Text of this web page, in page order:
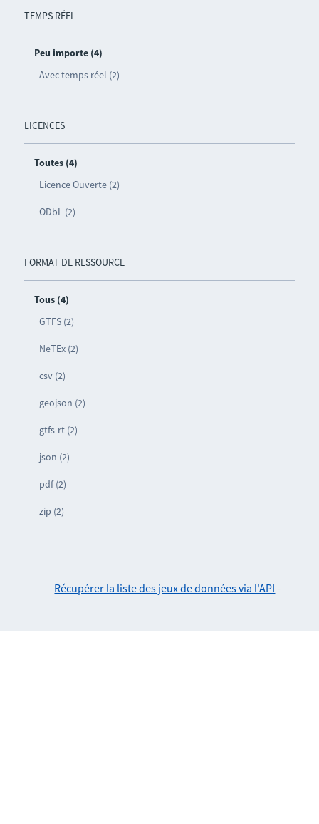
TEMPS RÉEL
Peu importe (4)
Avec temps réel (2)
LICENCES
Toutes (4)
Licence Ouverte (2)
ODbL (2)
FORMAT DE RESSOURCE
Tous (4)
GTFS (2)
NeTEx (2)
csv (2)
geojson (2)
gtfs-rt (2)
json (2)
pdf (2)
zip (2)
Récupérer la liste des jeux de données via l'API -